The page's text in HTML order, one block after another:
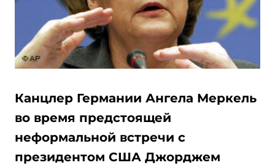
Канцлер Германии Ангела Меркель
во время предстоящей
неформальной встречи с
президентом США Джорджем